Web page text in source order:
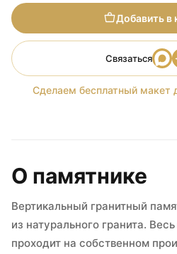
Добавить в
Связаться
Сделаем бесплатный макет
О памятнике
Вертикальный гранитный
из натурального гранита.
проходит на собственном